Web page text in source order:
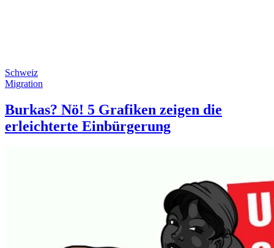
Schweiz
Migration
Burkas? Nö! 5 Grafiken zeigen die
erleichterte Einbürgerung